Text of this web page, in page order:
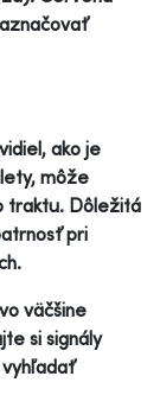
ako je
môže
traktu. Dôležitá
pri
väčšine
si signály